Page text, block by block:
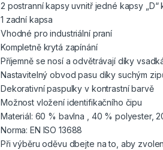
2 postranní kapsy uvnitř jedné kapsy „D“
1 zadní kapsa
Vhodné pro industriální praní
Kompletně krytá zapínání
Příjemně se nosí a odvětrávají díky
Nastavitelný obvod pasu díky suchým
Dekorativní paspulky v kontrastní barvě
Možnost vložení identifikačního čipu
Materiál: 60 % bavlna , 40 % polyester,
Norma: EN ISO 13688
Při výběru oděvu dbejte na to, aby